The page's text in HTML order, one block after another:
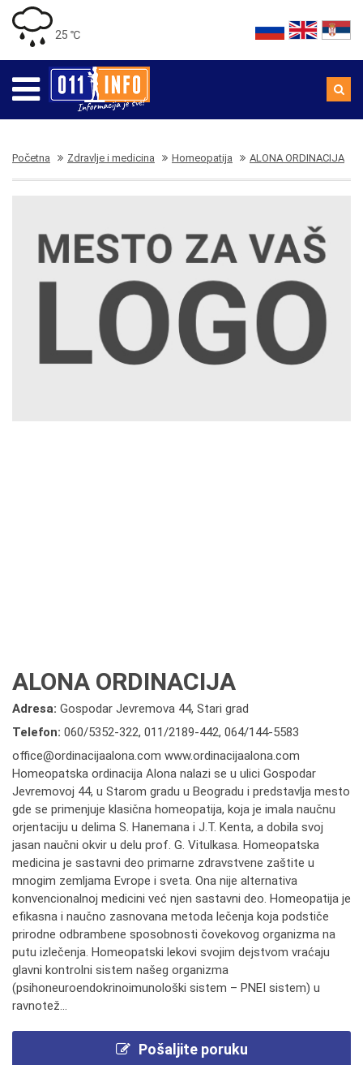
25 ℃
Početna Zdravlje i medicina Homeopatija ALONA ORDINACIJA
ALONA ORDINACIJA
Adresa: Gospodar Jevremova 44, Stari grad
Telefon: 060/5352-322, 011/2189-442, 064/144-5583
office@ordinacijaalona.com www.ordinacijaalona.com
Homeopatska ordinacija Alona nalazi se u ulici Gospodar
Jevremovoj 44, u Starom gradu u Beogradu i predstavlja mesto
gde se primenjuje klasična homeopatija, koja je imala naučnu
orjentaciju u delima S. Hanemana i J.T. Kenta, a dobila svoj
jasan naučni okvir u delu prof. G. Vitulkasa. Homeopatska
medicina je sastavni deo primarne zdravstvene zaštite u
mnogim zemljama Evrope i sveta. Ona nije alternativa
konvencionalnoj medicini već njen sastavni deo. Homeopatija je
efikasna i naučno zasnovana metoda lečenja koja podstiče
prirodne odbrambene sposobnosti čovekovog organizma na
putu izlečenja. Homeopatski lekovi svojim dejstvom vraćaju
glavni kontrolni sistem našeg organizma
(psihoneuroendokrinoimunološki sistem – PNEI sistem) u
ravnotež...
Pošaljite poruku